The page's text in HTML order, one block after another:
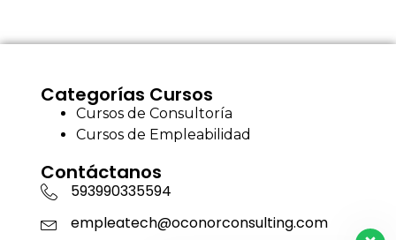
Categorías Cursos
Cursos de Consultoría
Cursos de Empleabilidad
Contáctanos
593990335594
empleatech@oconorconsulting.com